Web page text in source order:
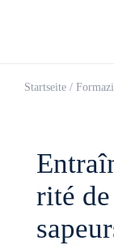
Startseite /
rité